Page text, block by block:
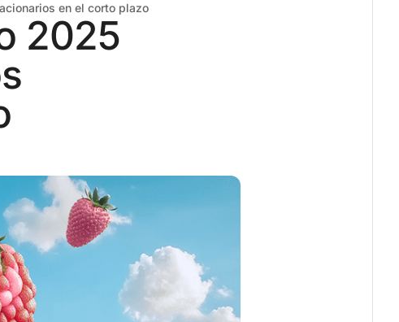
en el corto plazo
2025